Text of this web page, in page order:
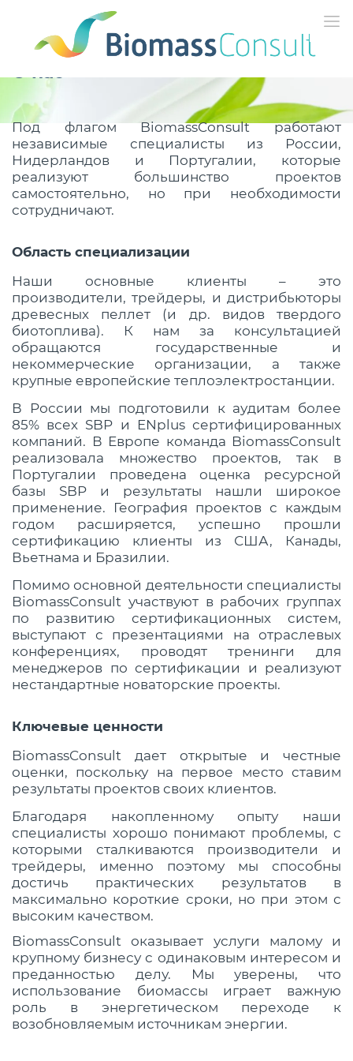
О нас
Под флагом BiomassConsult работают
независимые специалисты из России,
Нидерландов и Португалии, которые
реализуют большинство проектов
самостоятельно, но при необходимости
сотрудничают.
Область специализации
Наши основные клиенты – это
производители, трейдеры, и дистрибьюторы
древесных пеллет (и др. видов твердого
биотоплива). К нам за консультацией
обращаются государственные и
некоммерческие организации, а также
крупные европейские теплоэлектростанции.
В России мы подготовили к аудитам более
85% всех SBP и ENplus сертифицированных
компаний. В Европе команда BiomassConsult
реализовала множество проектов, так в
Португалии проведена оценка ресурсной
базы SBP и результаты нашли широкое
применение. География проектов с каждым
годом расширяется, успешно прошли
сертификацию клиенты из США, Канады,
Вьетнама и Бразилии.
Помимо основной деятельности специалисты
BiomassConsult участвуют в рабочих группах
по развитию сертификационных систем,
выступают с презентациями на отраслевых
конференциях, проводят тренинги для
менеджеров по сертификации и реализуют
нестандартные новаторские проекты.
Ключевые ценности
BiomassConsult
дает открытые и честные
оценки, поскольку на первое место ставим
результаты проектов своих клиентов.
Благодаря накопленному опыту наши
специалисты хорошо понимают проблемы, с
которыми сталкиваются производители и
трейдеры, именно поэтому мы способны
достичь практических результатов в
максимально короткие сроки, но при этом с
высоким качеством.
BiomassConsult оказывает услуги малому и
крупному бизнесу с одинаковым интересом и
преданностью делу. Мы уверены, что
использование биомассы играет важную
роль в энергетическом переходе к
возобновляемым источникам энергии.